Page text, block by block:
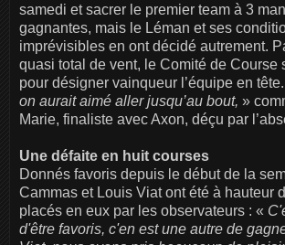
samedi et sacrer le premier team à 3
gagnantes, mais le Léman et ses
imprévisibles en ont décidé autrement.
quasi total de vent, le Comité de Course
pour désigner vainqueur l’équipe en
on aurait aimé aller jusqu’au bout, »
Marie, finaliste avec Axon, déçu par
Une défaite en huit courses
Donnés favoris depuis le début de la
Cammas et Louis Viat ont été à hauteur
placés en eux par les observateurs : «
d'être favoris, c'en est une autre de